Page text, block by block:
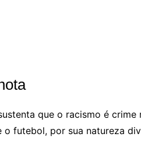
que o racismo é
o futebol, por sua natureza